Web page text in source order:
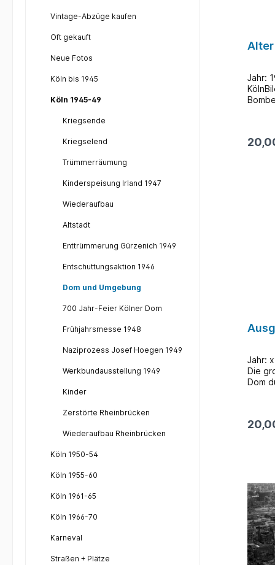
Vintage-Abzüge kaufen
Oft gekauft
Neue Fotos
Köln bis 1945
Köln 1945-49
Kriegsende
Kriegselend
Trümmerräumung
Kinderspeisung Irland 1947
Wiederaufbau
Altstadt
Enttrümmerung Gürzenich 1949
Entschuttungsaktion 1946
Dom und Umgebung
700 Jahr-Feier Kölner Dom
Frühjahrsmesse 1948
Naziprozess Josef Hoegen 1949
Werkbundausstellung 1949
Kinder
Zerstörte Rheinbrücken
Wiederaufbau Rheinbrücken
Köln 1950-54
Köln 1955-60
Köln 1961-65
Köln 1966-70
Karneval
Straßen + Plätze
Alter
Jahr:
kaum
zeigt
von
Zum
der
eine
Alter
Jahr:
Die
Dom
sind
im
einen
des